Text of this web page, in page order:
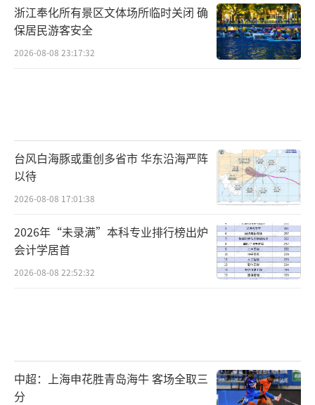
浙江奉化所有景区文体场所临时关闭 确
保居民游客安全
2026-08-08 23:17:32
台风白海豚或重创多省市 华东沿海严阵
以待
2026-08-08 17:01:38
2026年“未录满”本科专业排行榜出炉
会计学居首
2026-08-08 22:52:32
中超：上海申花胜青岛海牛 客场全取三
分